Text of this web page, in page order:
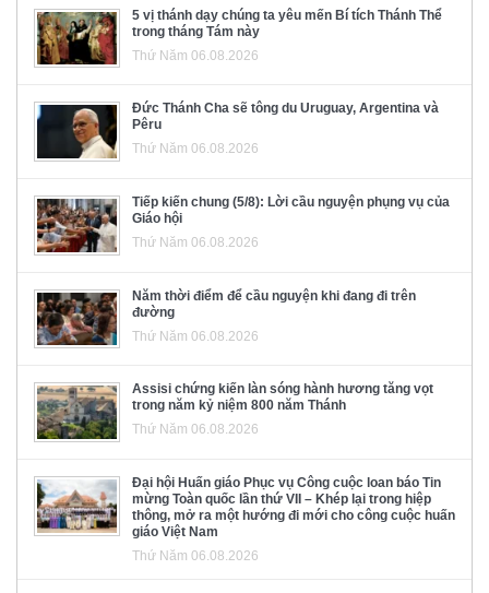
5 vị thánh dạy chúng ta yêu mến Bí tích Thánh Thể
trong tháng Tám này
Thứ Năm 06.08.2026
Đức Thánh Cha sẽ tông du Uruguay, Argentina và
Pêru
Thứ Năm 06.08.2026
Tiếp kiến chung (5/8): Lời cầu nguyện phụng vụ của
Giáo hội
Thứ Năm 06.08.2026
Năm thời điểm để cầu nguyện khi đang đi trên
đường
Thứ Năm 06.08.2026
Assisi chứng kiến làn sóng hành hương tăng vọt
trong năm kỷ niệm 800 năm Thánh
Thứ Năm 06.08.2026
Đại hội Huấn giáo Phục vụ Công cuộc loan báo Tin
mừng Toàn quốc lần thứ VII – Khép lại trong hiệp
thông, mở ra một hướng đi mới cho công cuộc huấn
giáo Việt Nam
Thứ Năm 06.08.2026